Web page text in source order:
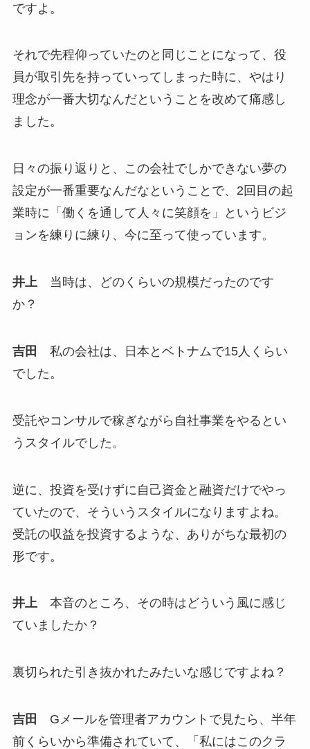
ですよ。
それで先程仰っていたのと同じことになって、役
員が取引先を持っていってしまった時に、やはり
理念が一番大切なんだということを改めて痛感し
ました。
日々の振り返りと、この会社でしかできない夢の
設定が一番重要なんだなということで、2回目の起
業時に「働くを通して人々に笑顔を」というビジ
ョンを練りに練り、今に至って使っています。
井上当時は、どのくらいの規模だったのです
か？
吉田
私の会社は、日本とベトナムで15人くらい
でした。
受託やコンサルで稼ぎながら自社事業をやるとい
うスタイルでした。
逆に、投資を受けずに自己資金と融資だけでやっ
ていたので、そういうスタイルになりますよね。
受託の収益を投資するような、ありがちな最初の
形です。
井上本音のところ、その時はどういう風に感じ
ていましたか？
裏切られた引き抜かれたみたいな感じですよね？
吉田
Gメールを管理者アカウントで見たら、半年
前くらいから準備されていて、「私にはこのクラ